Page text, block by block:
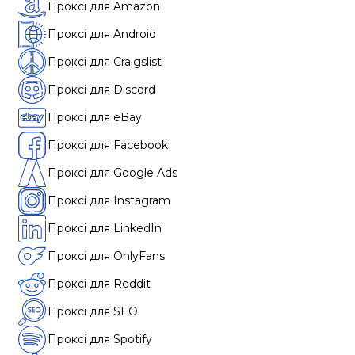
Проксі для Amazon
Проксі для Android
Проксі для Craigslist
Проксі для Discord
Проксі для eBay
Проксі для Facebook
Проксі для Google Ads
Проксі для Instagram
Проксі для LinkedIn
Проксі для OnlyFans
Проксі для Reddit
Проксі для SEO
Проксі для Spotify